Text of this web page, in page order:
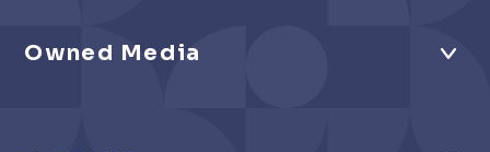
Owned Media